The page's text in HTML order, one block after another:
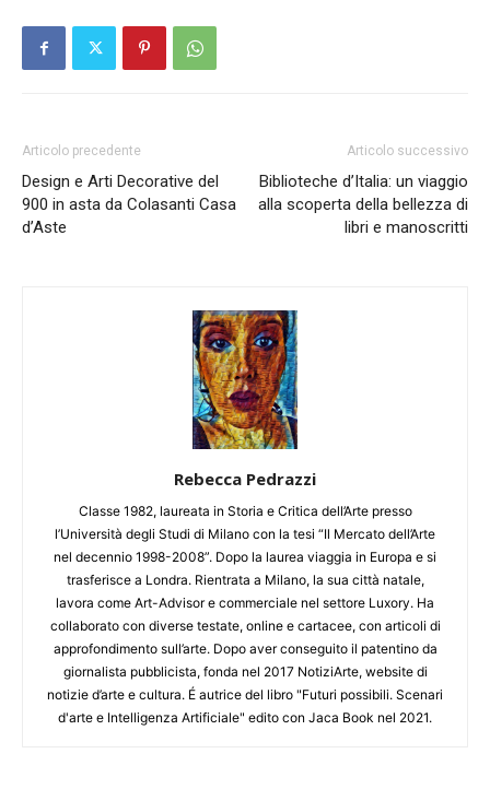
Articolo precedente
Design e Arti Decorative del
900 in asta da Colasanti Casa
d’Aste
Articolo successivo
Biblioteche d’Italia: un viaggio
alla scoperta della bellezza di
libri e manoscritti
Rebecca Pedrazzi
Classe 1982, laureata in Storia e Critica dell’Arte presso
l’Università degli Studi di Milano con la tesi “Il Mercato dell’Arte
nel decennio 1998-2008”. Dopo la laurea viaggia in Europa e si
trasferisce a Londra. Rientrata a Milano, la sua città natale,
lavora come Art-Advisor e commerciale nel settore Luxory. Ha
collaborato con diverse testate, online e cartacee, con articoli di
approfondimento sull’arte. Dopo aver conseguito il patentino da
giornalista pubblicista, fonda nel 2017 NotiziArte, website di
notizie d’arte e cultura. É autrice del libro "Futuri possibili. Scenari
d'arte e Intelligenza Artificiale" edito con Jaca Book nel 2021.